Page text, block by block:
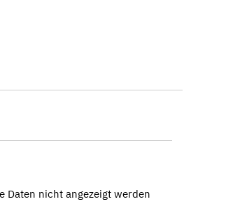
Daten nicht angezeigt werden